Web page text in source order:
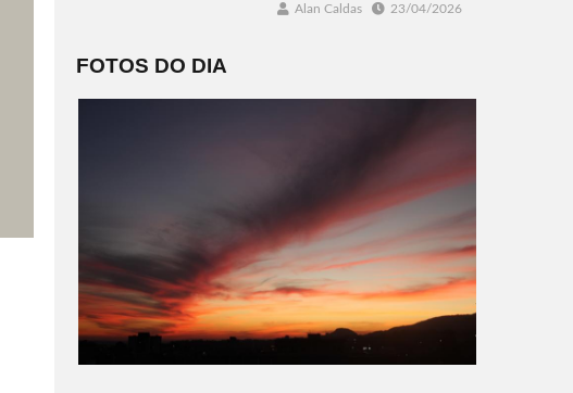
Alan Caldas 23/04/2026
FOTOS DO DIA